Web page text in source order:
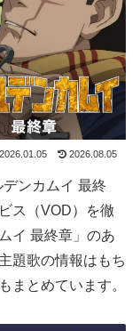
2026.01.05 2026.08.05
ンカムイ 最終
ス（VOD）を徹
イ 最終章」のあ
題歌の情報はもち
まとめています。